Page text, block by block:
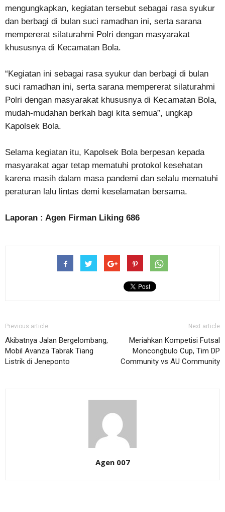
mengungkapkan, kegiatan tersebut sebagai rasa syukur
dan berbagi di bulan suci ramadhan ini, serta sarana
mempererat silaturahmi Polri dengan masyarakat
khususnya di Kecamatan Bola.
“Kegiatan ini sebagai rasa syukur dan berbagi di bulan
suci ramadhan ini, serta sarana mempererat silaturahmi
Polri dengan masyarakat khususnya di Kecamatan Bola,
mudah-mudahan berkah bagi kita semua”, ungkap
Kapolsek Bola.
Selama kegiatan itu, Kapolsek Bola berpesan kepada
masyarakat agar tetap mematuhi protokol kesehatan
karena masih dalam masa pandemi dan selalu mematuhi
peraturan lalu lintas demi keselamatan bersama.
Laporan : Agen Firman Liking 686
Previous article
Akibatnya Jalan Bergelombang,
Mobil Avanza Tabrak Tiang
Listrik di Jeneponto
Next article
Meriahkan Kompetisi Futsal
Moncongbulo Cup, Tim DP
Community vs AU Community
Agen 007